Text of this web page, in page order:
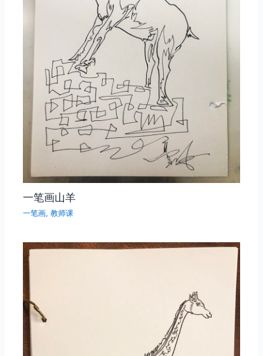
一笔画山羊
一笔画,教师课